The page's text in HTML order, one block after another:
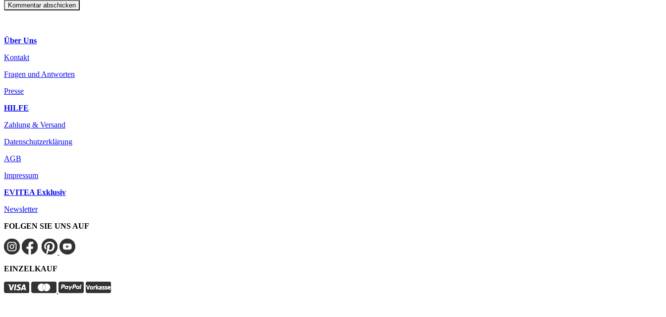
Über Uns
Kontakt
Fragen und Antworten
Presse
HILFE
Zahlung & Versand
Datenschutzerklärung
AGB
Impressum
EVITEA Exklusiv
Newsletter
FOLGEN SIE UNS AUF
EINZELKAUF